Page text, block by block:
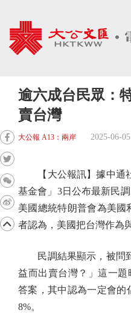
逾六成台民眾：
賣台灣
大公報 A13：兩岸 2025-06-05
【大公報訊】據中通
基金會」3日公布最新民
美國總統特朗普會為美國
者認為，美國把台灣作為
民調結果顯示，被問到
益而出賣台灣？」這一題
答案，其中認為一定會的
8%。